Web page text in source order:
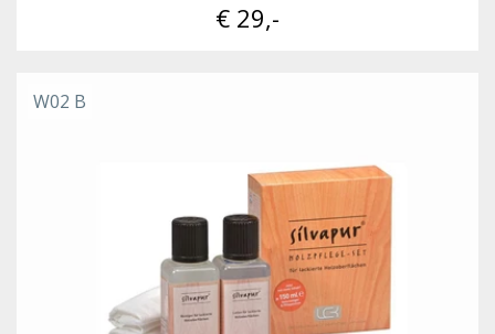
€ 29,-
W02 B